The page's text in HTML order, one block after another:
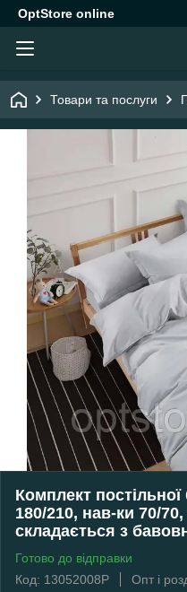
OptStore online
Товари та послуги
Комплект
180/210, нав-ки 70/
складається з
Готово до відправки
Код: 13052008Р
Опт і